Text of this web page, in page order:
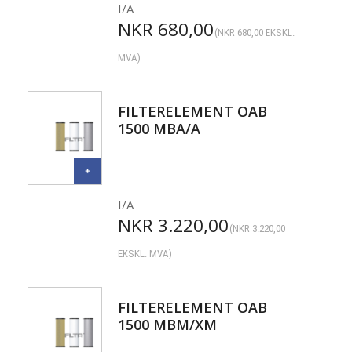
I/A
NKR 680,00 (NKR 680,00EKSKL.
MVA)
FILTERELEMENT OAB
1500 MBA/A
I/A
NKR 3.220,00 (NKR 3.220,00
EKSKL. MVA)
FILTERELEMENT OAB
1500 MBM/XM